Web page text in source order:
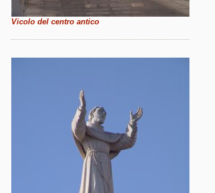
Vicolo del centro antico